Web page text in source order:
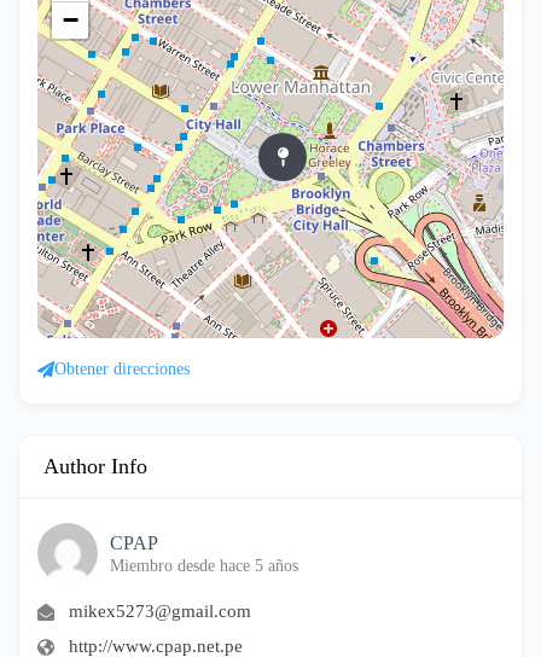
−
Obtener direcciones
Author Info
CPAP
Miembro desde hace 5 años
mikex5273@gmail.com
http://www.cpap.net.pe